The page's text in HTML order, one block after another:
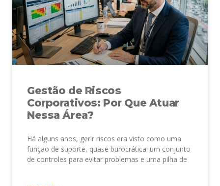
Gestão de Riscos
Corporativos: Por Que Atuar
Nessa Área?
Há alguns anos, gerir riscos era visto como uma
função de suporte, quase burocrática: um conjunto
de controles para evitar problemas e uma pilha de